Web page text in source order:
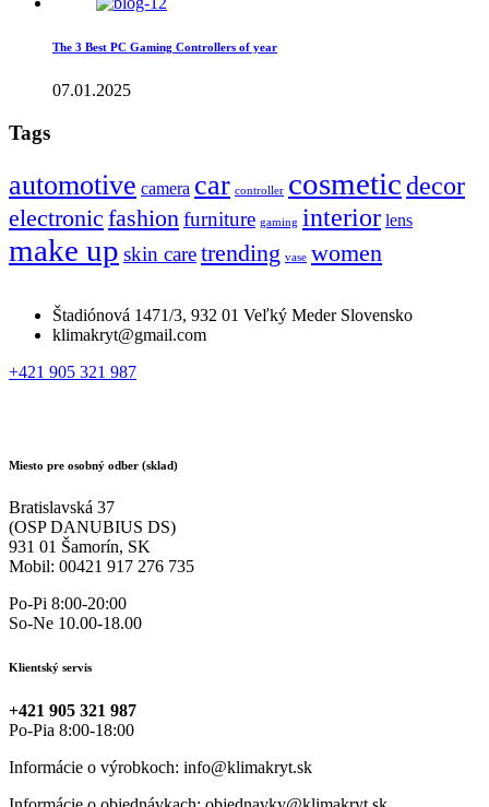
The 3 Best PC Gaming Controllers of year
07.01.2025
Tags
automotive camera car controller cosmeticdecor
electronic fashion furniture gaming interior lens
make up skin caretrending vase women
Štadiónová 1471/3, 932 01 Veľký Meder Slovensko
klimakryt@gmail.com
+421 905 321 987
Miesto pre osobný odber (sklad)
Bratislavská 37
(OSP DANUBIUS DS)
931 01 Šamorín, SK
Mobil: 00421 917 276 735
Po-Pi 8:00-20:00
So-Ne 10.00-18.00
Klientský servis
+421 905 321 987
Po-Pia 8:00-18:00
Informácie o výrobkoch: info@klimakryt.sk